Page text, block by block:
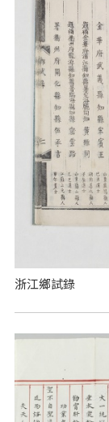
浙江鄉試錄